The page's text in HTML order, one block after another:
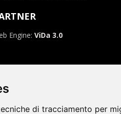
di tracciamento per
Engine: ViDa 3.0